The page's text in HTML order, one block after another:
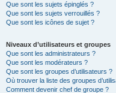
Que sont les sujets épinglés ?
Que sont les sujets verrouillés ?
Que sont les icônes de sujet ?
Niveaux d’utilisateurs et groupes
Que sont les administrateurs ?
Que sont les modérateurs ?
Que sont les groupes d’utilisateurs ?
Où trouver la liste des groupes
Comment devenir chef de groupe ?